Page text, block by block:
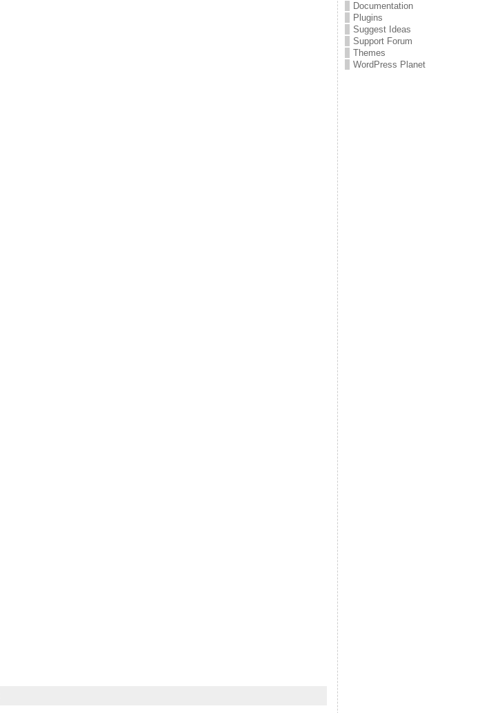
Documentation
Plugins
Suggest Ideas
Support Forum
Themes
WordPress Planet